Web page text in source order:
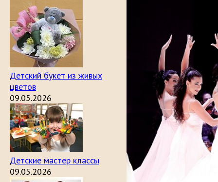
Детский букет из живых
цветов
09.05.2026
Детские мастер классы
09.05.2026